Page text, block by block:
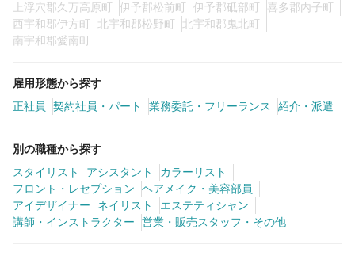
講師・インストラクター 営業・販売スタッフ・その他
正社員 契約社員・パート
業務委託・フリーランス
詳細条件
上浮穴郡久万高原町
伊予郡松前町 伊予郡砥部町
喜多郡内子町
西宇和郡伊方町
北宇和郡松野町
北宇和郡鬼北町
南宇和郡愛南町
雇用形態から探す
正社員
契約社員・パート 業務委託・フリーランス 紹介・派遣
別の職種から探す
スタイリスト
アシスタント
カラーリスト
フロント・レセプション
ヘアメイク・美容部員
アイデザイナー
ネイリスト
エステティシャン
講師・インストラクター
営業・販売スタッフ・その他